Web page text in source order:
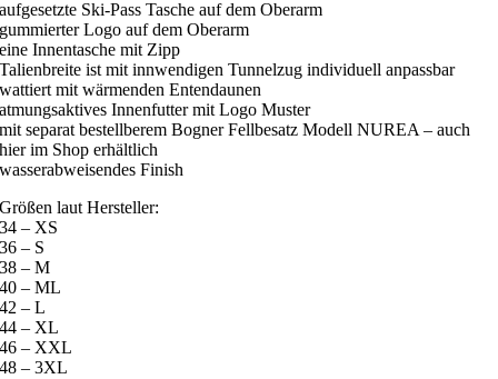
aufgesetzte Ski-Pass Tasche auf dem Oberarm
gummierter Logo auf dem Oberarm
eine Innentasche mit Zipp
Talienbreite ist mit innwendigen Tunnelzug individuell anpassbar
wattiert mit wärmenden Entendaunen
atmungsaktives Innenfutter mit Logo Muster
mit separat bestellberem Bogner Fellbesatz Modell NUREA – auch
hier im Shop erhältlich
wasserabweisendes Finish
Größen laut Hersteller:
34 – XS
36 – S
38 – M
40 – ML
42 – L
44 – XL
46 – XXL
48 – 3XL